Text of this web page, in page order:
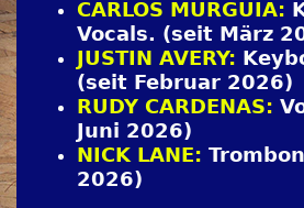
CARLOS MURGUIA:
Vocals. (seit März
JUSTIN AVERY:
(seit Februar 2026)
RUDY CARDENAS:
Juni 2026)
NICK LANE:
2026)